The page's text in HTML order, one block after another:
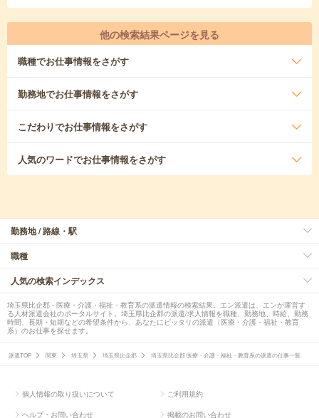
他の検索結果ページを見る
職種でお仕事情報をさがす
勤務地でお仕事情報をさがす
こだわりでお仕事情報をさがす
人気のワードでお仕事情報をさがす
勤務地 / 路線・駅
職種
人気の検索インデックス
埼玉県比企郡 - 医療・介護・福祉・教育系の派遣情報の検索結果。エン派遣は、エンが運営す
る人材派遣会社のポータルサイト。埼玉県比企郡の派遣/求人情報を職種、勤務地、時給、勤務
時間、長期・短期などの希望条件から、あなたにピッタリの派遣（医療・介護・福祉・教育
系）のお仕事を探せます。
派遣TOP 関東 埼玉県 埼玉県比企郡 埼玉県比企郡 医療・介護・福祉・教育系の派遣の仕事一覧
個人情報の取り扱いについて ご利用規約
ヘルプ・お問い合わせ 掲載のお問い合わせ